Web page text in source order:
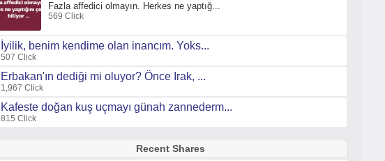
Fazla affedici olmayın. Herkes ne yaptığ...
569 Click
İyilik, benim kendime olan inancım. Yoks...
507 Click
Erbakan'ın dediği mi oluyor? Önce Irak, ...
1,967 Click
Kafeste doğan kuş uçmayı günah zannederm...
815 Click
Recent Shares